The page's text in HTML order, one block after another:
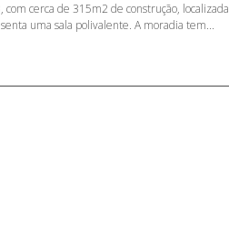
cerca de 315m2 de construção,
uma sala polivalente. A moradia tem...